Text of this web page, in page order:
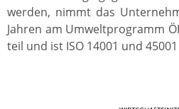
werden, nimmt das
Jahren am Umweltprogramm
teil und ist ISO 14001 und